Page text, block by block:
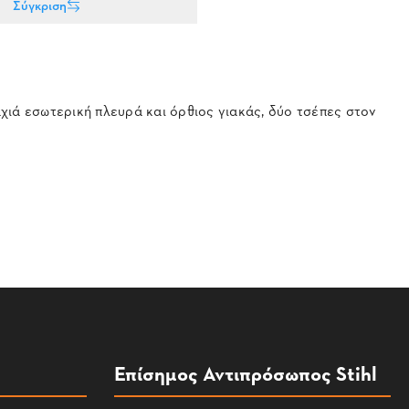
Σύγκριση
εσωτερική πλευρά και όρθιος γιακάς, δύο τσέπες στον
Επίσημος Αντιπρόσωπος Stihl